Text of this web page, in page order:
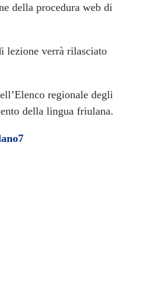
della procedura web di
lezione verrà rilasciato
regionale degli
della lingua friulana.